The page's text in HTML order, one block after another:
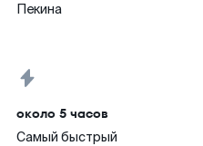
Пекина
около 5 часов
Самый быстрый